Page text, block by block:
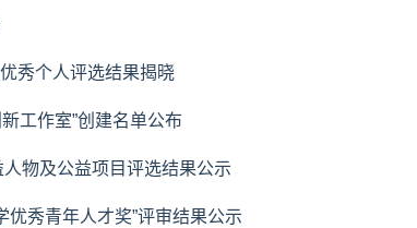
秀个人评选结果揭晓
工作室”创建名单公布
物及公益项目评选结果公示
优秀青年人才奖”评审结果公示